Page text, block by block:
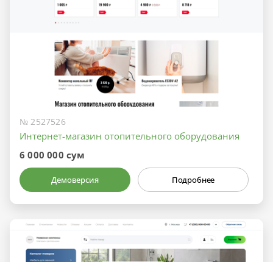
№ 2527526
Интернет-магазин отопительного оборудования
6 000 000 сум
Демоверсия Подробнее